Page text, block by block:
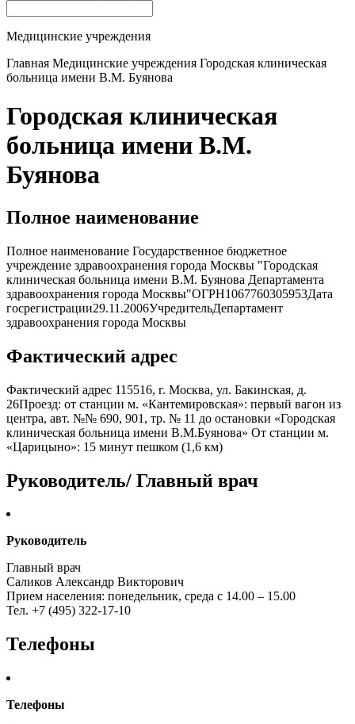
Медицинские учреждения
Главная Медицинские учреждения Городская клиническая
больница имени В.М. Буянова
Городская клиническая
больница имени В.М.
Буянова
Полное наименование
Полное наименование Государственное бюджетное
учреждение здравоохранения города Москвы "Городская
клиническая больница имени В.М. Буянова Департамента
здравоохранения города Москвы"ОГРН1067760305953Дата
госрегистрации29.11.2006УчредительДепартамент
здравоохранения города Москвы
Фактический адрес
Фактический адрес 115516, г. Москва, ул. Бакинская, д.
26Проезд: от станции м. «Кантемировская»: первый вагон из
центра, авт. №№ 690, 901, тр. № 11 до остановки «Городская
клиническая больница имени В.М.Буянова» От станции м.
«Царицыно»: 15 минут пешком (1,6 км)
Руководитель/ Главный врач
Руководитель
Главный врач
Саликов Александр Викторович
Прием населения: понедельник, среда с 14.00 – 15.00
Тел. +7 (495) 322-17-10
Телефоны
Телефоны